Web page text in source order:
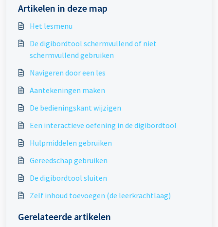
Artikelen in deze map
Het lesmenu
De digibordtool schermvullend of niet
schermvullend gebruiken
Navigeren door een les
Aantekeningen maken
De bedieningskant wijzigen
Een interactieve oefening in de digibordtool
Hulpmiddelen gebruiken
Gereedschap gebruiken
De digibordtool sluiten
Zelf inhoud toevoegen (de leerkrachtlaag)
Gerelateerde artikelen